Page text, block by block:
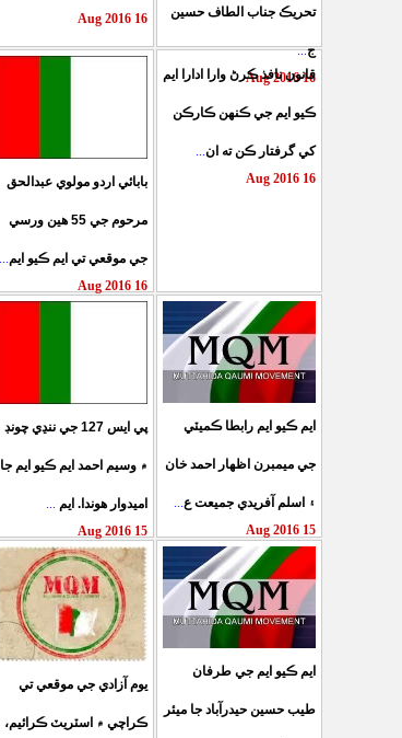
16 Aug 2016
تحريڪ جناب الطاف حسين
ج...
16 Aug 2016
بابائي اردو مولوي عبدالحق
مرحوم جي 55 هين ورسي
جي موقعي تي ايم ڪيو ايم
16 Aug 2016
قانون نافذ ڪرڻ وارا ادارا ايم
ڪيو ايم جي ڪنهن ڪارڪن
کي گرفتار ڪن ته ان...
16 Aug 2016
پي ايس 127 جي ننڍي چونڊ
۾ وسيم احمد ايم ڪيو ايم جا
اميدوار هوندا. ايم
15 Aug 2016
ايم ڪيو ايم رابطا ڪميٽي
جي ميمبرن اظهار احمد خان
۽ اسلم آفريدي جميعت ع...
15 Aug 2016
يوم آزادي جي موقعي تي
ڪراچي ۾ اسٽريٽ ڪرائيم،
ايم ڪيو ايم جي طرفان
طيب حسين حيدرآباد جا ميئر